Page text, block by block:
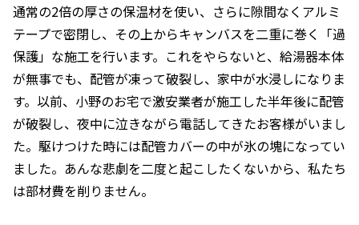
通常の2倍の厚さの保温材を使い、さらに隙間なくアルミ
テープで密閉し、その上からキャンバスを二重に巻く「過
保護」な施工を行います。これをやらないと、給湯器本体
が無事でも、配管が凍って破裂し、家中が水浸しになりま
す。以前、小野のお宅で激安業者が施工した半年後に配管
が破裂し、夜中に泣きながら電話してきたお客様がいまし
た。駆けつけた時には配管カバーの中が氷の塊になってい
ました。あんな悲劇を二度と起こしたくないから、私たち
は部材費を削りません。